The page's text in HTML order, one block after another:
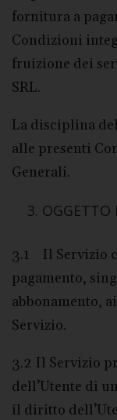
fornitura a
Condizioni
fruizione dei
SRL.
La disciplina
alle presenti
Generali.
OGGETTO
3.1 Il Servizio
pagamento,
abbonamento,
Servizio.
3.2 Il Servizio
dell’Utente di
il diritto